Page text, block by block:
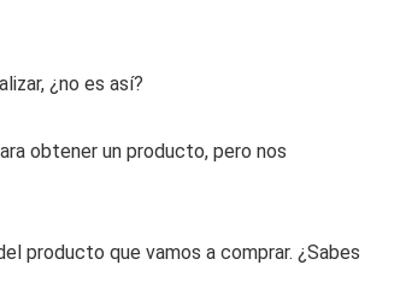
¿no es así?
obtener un producto, pero nos
producto que vamos a comprar. ¿Sabes